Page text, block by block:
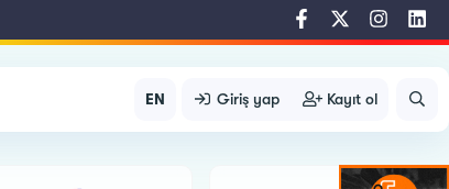
EN Giriş yap Kayıt ol